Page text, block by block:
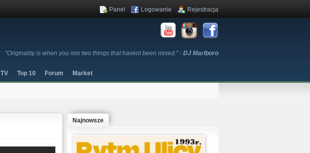
"Originality is when you mix two things that havent been mixed." - DJ Marlboro
Panel Logowanie Rejestracja
TV Top 10 Forum Market
Najnowsze